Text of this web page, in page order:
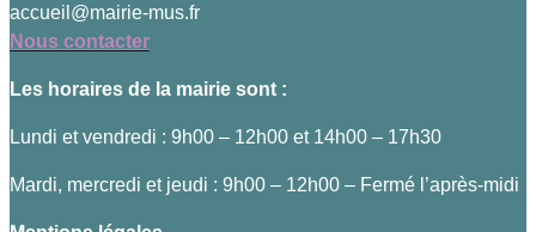
accueil@mairie-mus.fr
Nous contacter
Les horaires de la mairie sont :
Lundi et vendredi : 9h00 – 12h00 et 14h00 – 17h30
Mardi, mercredi et jeudi : 9h00 – 12h00 – Fermé l’après-midi